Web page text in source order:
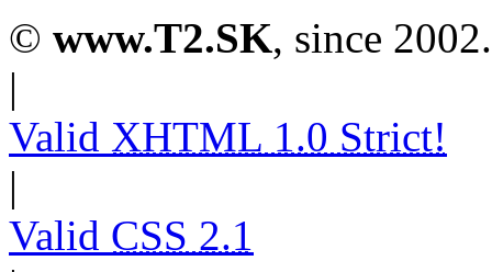
© www.T2.SK, since 2002.
|
Valid XHTML 1.0 Strict!
|
Valid CSS 2.1